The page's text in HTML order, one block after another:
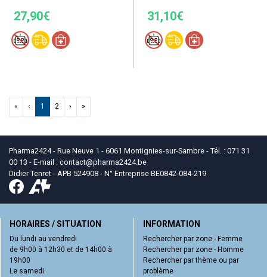
27,90€ 31,10€
« ‹ 1 2 › »
Pharma2424 - Rue Neuve 1 - 6061 Montignies-sur-Sambre - Tél. : 071 31
00 13 - E-mail : contact@pharma2424.be
Didier Tenret - APB 524908 - N° Entreprise BE0842-084-219
HORAIRES / SITUATION
Du lundi au vendredi
de 9h00 à 12h30 et de 14h00 à
19h00
Le samedi
INFORMATION
Rechercher par zone - Femme
Rechercher par zone - Homme
Rechercher par thème ou par
problème